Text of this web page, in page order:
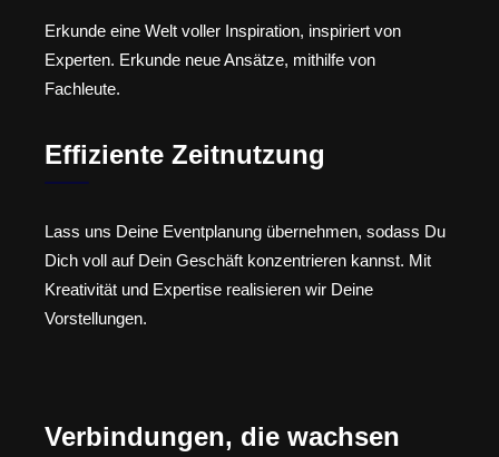
Erkunde eine Welt voller Inspiration, inspiriert von
Experten. Erkunde neue Ansätze, mithilfe von
Fachleute.
Effiziente Zeitnutzung
Lass uns Deine Eventplanung übernehmen, sodass Du
Dich voll auf Dein Geschäft konzentrieren kannst. Mit
Kreativität und Expertise realisieren wir Deine
Vorstellungen.
Verbindungen, die wachsen